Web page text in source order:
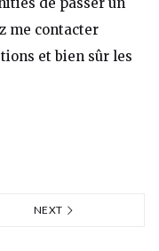
me contacter
et bien sûr les
NEXT